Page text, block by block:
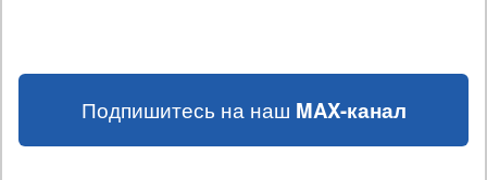
Подпишитесь на наш MAX-канал